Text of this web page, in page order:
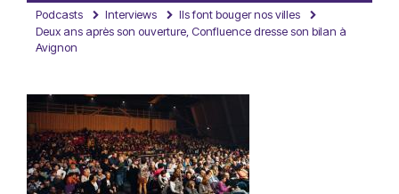
Podcasts Interviews
Ils font bouger nos villes
Deux ans après son ouverture, Confluence dresse son bilan à
Avignon